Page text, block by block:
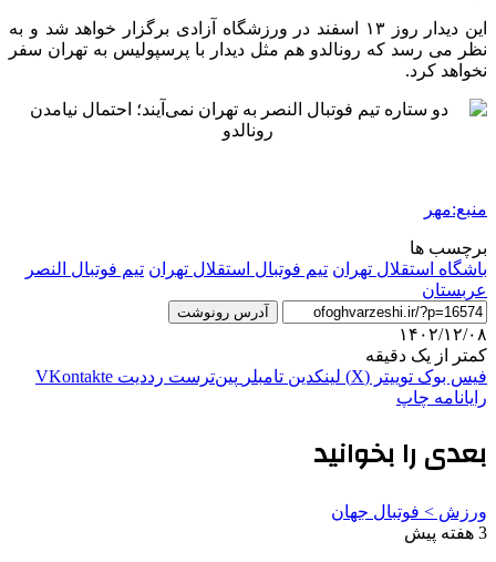
این دیدار روز ۱۳ اسفند در ورزشگاه آزادی برگزار خواهد شد و به
نظر می رسد که رونالدو هم مثل دیدار با پرسپولیس به تهران سفر
نخواهد کرد.
منبع:مهر
برچسب ها
باشگاه استقلال تهران تیم فوتبال استقلال تهران تیم فوتبال النصر
عربستان
آدرس رونوشت
۱۴۰۲/۱۲/۰۸
کمتر از یک دقیقه
فیس بوک توییتر (X) لینکدین ‫تامبلر ‫پین‌ترست ‫رددیت ‫VKontakte
رایانامه چاپ
بعدی را بخوانید
ورزش > فوتبال جهان
3 هفته پیش